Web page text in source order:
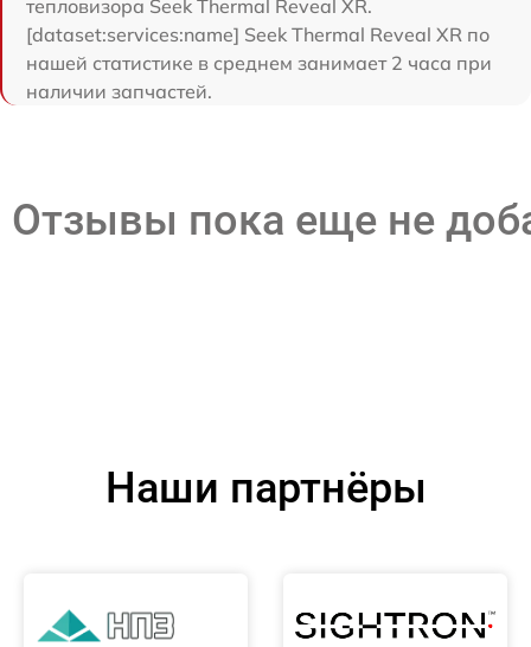
тепловизора Seek Thermal Reveal XR.
[dataset:services:name] Seek Thermal Reveal XR по
нашей статистике в среднем занимает 2 часа при
наличии запчастей.
Отзывы пока еще не
Наши партнёры